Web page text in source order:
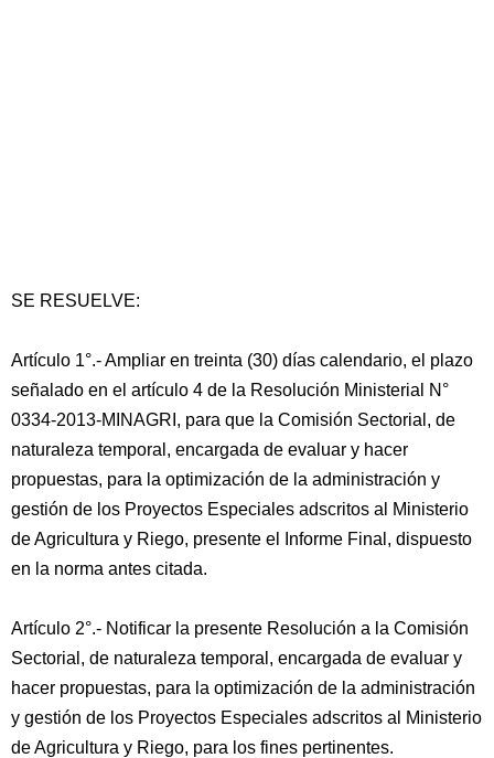
SE RESUELVE:
Artículo 1°.- Ampliar en treinta (30) días calendario, el plazo
señalado en el artículo 4 de la Resolución Ministerial N°
0334-2013-MINAGRI, para que la Comisión Sectorial, de
naturaleza temporal, encargada de evaluar y hacer
propuestas, para la optimización de la administración y
gestión de los Proyectos Especiales adscritos al Ministerio
de Agricultura y Riego, presente el Informe Final, dispuesto
en la norma antes citada.
Artículo 2°.- Notificar la presente Resolución a la Comisión
Sectorial, de naturaleza temporal, encargada de evaluar y
hacer propuestas, para la optimización de la administración
y gestión de los Proyectos Especiales adscritos al Ministerio
de Agricultura y Riego, para los fines pertinentes.